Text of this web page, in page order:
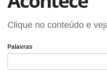
Clique no conteúdo e
Palavras